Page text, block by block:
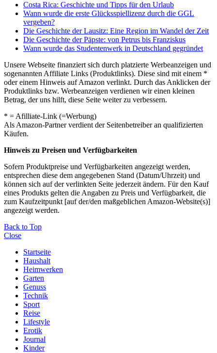
Costa Rica: Geschichte und Tipps für den Urlaub
Wann wurde die erste Glücksspiellizenz durch die GGL
vergeben?
Die Geschichte der Lausitz: Eine Region im Wandel der Zeit
Die Geschichte der Päpste: von Petrus bis Franziskus
Wann wurde das Studentenwerk in Deutschland gegründet
Unsere Webseite finanziert sich durch platzierte Werbeanzeigen und
sogenannten Affiliate Links (Produktlinks). Diese sind mit einem *
oder einem Hinweis auf Amazon verlinkt. Durch das Anklicken der
Produktlinks bzw. Werbeanzeigen verdienen wir einen kleinen
Betrag, der uns hilft, diese Seite weiter zu verbessern.
* = Afilliate-Link (=Werbung)
Als Amazon-Partner verdient der Seitenbetreiber an qualifizierten
Käufen.
Hinweis zu Preisen und Verfügbarkeiten
Sofern Produktpreise und Verfügbarkeiten angezeigt werden,
entsprechen diese dem angegebenen Stand (Datum/Uhrzeit) und
können sich auf der verlinkten Seite jederzeit ändern. Für den Kauf
eines Produkts gelten die Angaben zu Preis und Verfügbarkeit, die
zum Kaufzeitpunkt [auf der/den maßgeblichen Amazon-Website(s)]
angezeigt werden.
Back to Top
Close
Startseite
Haushalt
Heimwerken
Garten
Genuss
Technik
Sport
Reise
Lifestyle
Erotik
Journal
Kinder